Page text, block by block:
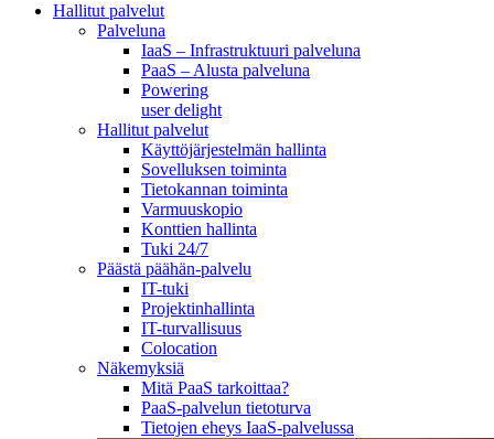
Hallitut palvelut
Palveluna
IaaS – Infrastruktuuri palveluna
PaaS – Alusta palveluna
Powering
user delight
Hallitut palvelut
Käyttöjärjestelmän hallinta
Sovelluksen toiminta
Tietokannan toiminta
Varmuuskopio
Konttien hallinta
Tuki 24/7
Päästä päähän-palvelu
IT-tuki
Projektinhallinta
IT-turvallisuus
Colocation
Näkemyksiä
Mitä PaaS tarkoittaa?
PaaS-palvelun tietoturva
Tietojen eheys IaaS-palvelussa